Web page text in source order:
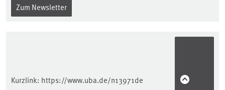
Zum Newsletter
Kurzlink: https://www.uba.de/n13971de